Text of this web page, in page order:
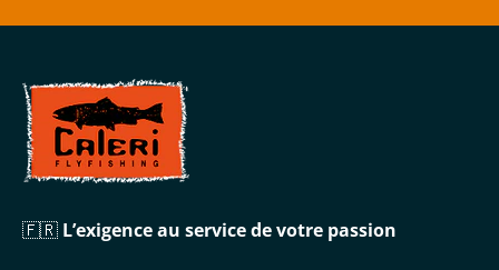
🇫🇷 L’exigence au service de votre passion